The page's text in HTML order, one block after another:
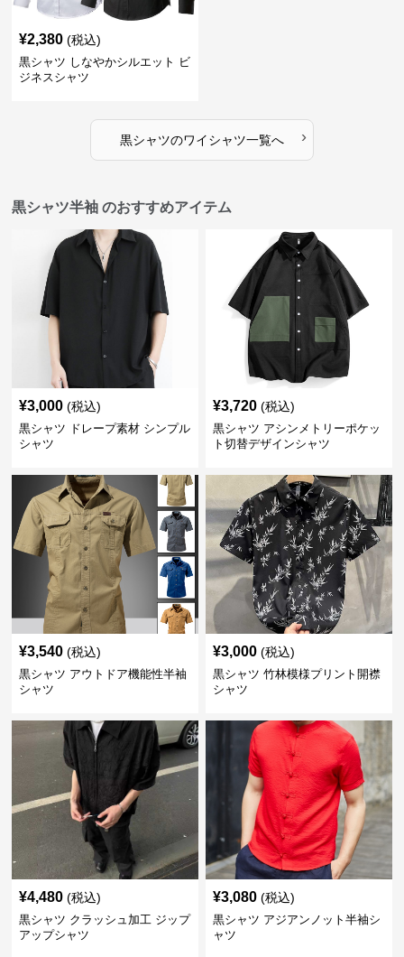
¥2,380 (税込)
黒シャツ しなやかシルエット ビ
ジネスシャツ
黒シャツのワイシャツ一覧へ ›
黒シャツ半袖 のおすすめアイテム
¥3,000 (税込)
黒シャツ ドレープ素材 シンプル
シャツ
¥3,720 (税込)
黒シャツ アシンメトリーポケッ
ト切替デザインシャツ
¥3,540 (税込)
黒シャツ アウトドア機能性半袖
シャツ
¥3,000 (税込)
黒シャツ 竹林模様プリント開襟
シャツ
¥4,480 (税込)
黒シャツ クラッシュ加工 ジップ
アップシャツ
¥3,080 (税込)
黒シャツ アジアンノット半袖シ
ャツ